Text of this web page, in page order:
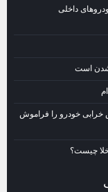
داخلی
است
خودرو را فراموش
چیست؟